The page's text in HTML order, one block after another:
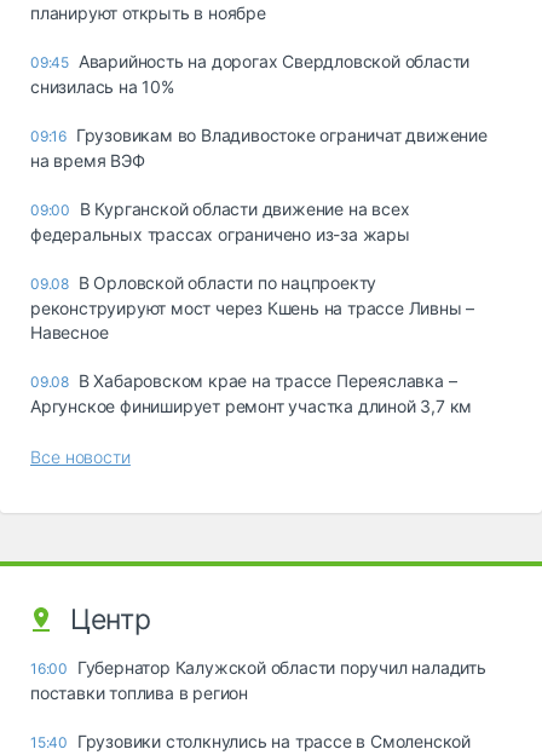
планируют открыть в ноябре
09:45 Аварийность на дорогах Свердловской области
снизилась на 10%
09:16 Грузовикам во Владивостоке ограничат движение
на время ВЭФ
09:00
В Курганской области движение на всех
федеральных трассах ограничено из-за жары
09.08 В Орловской области по нацпроекту
реконструируют мост через Кшень на трассе Ливны –
Навесное
09.08 В Хабаровском крае на трассе Переяславка –
Аргунское финиширует ремонт участка длиной 3,7 км
Все новости
Центр
16:00
Губернатор Калужской области поручил наладить
поставки топлива в регион
15:40
Грузовики столкнулись на трассе в Смоленской